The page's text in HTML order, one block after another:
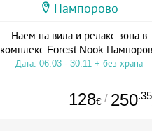
Пампорово
Наем на вила и релакс зона в
комплекс Forest Nook
Дата: 06.03 - 30.11 + без храна
128€ / 250.35